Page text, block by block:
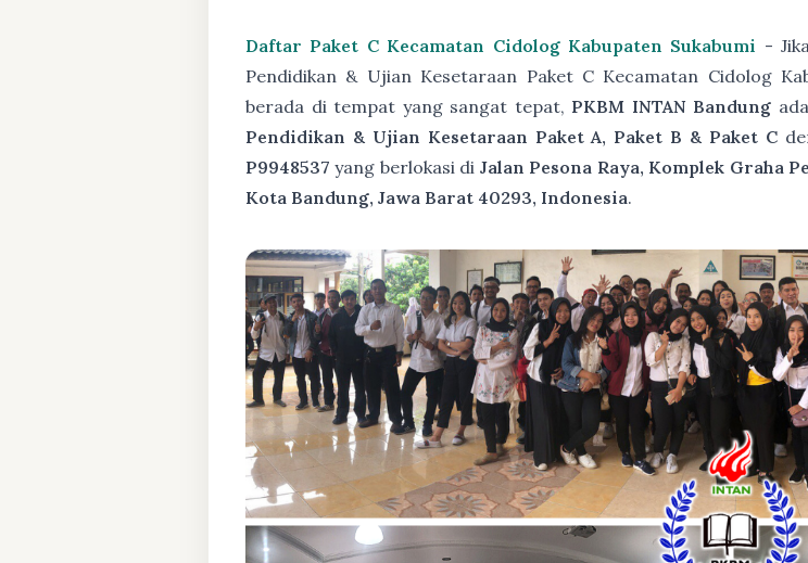
Daftar Paket C Kecamatan Cidolog Kabupaten Sukabumi -
Pendidikan & Ujian Kesetaraan Paket C Kecamatan Cidolog
berada di tempat yang sangat tepat, PKBM INTAN Bandung
Pendidikan & Ujian Kesetaraan Paket A, Paket B & Paket C
P9948537 yang berlokasi di Jalan Pesona Raya, Komplek Graha
Kota Bandung, Jawa Barat 40293, Indonesia.